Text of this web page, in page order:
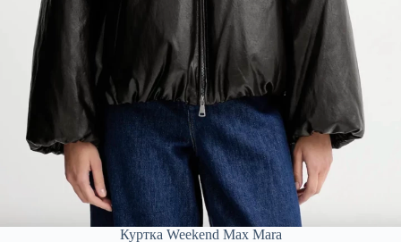
Куртка Weekend Max Mara